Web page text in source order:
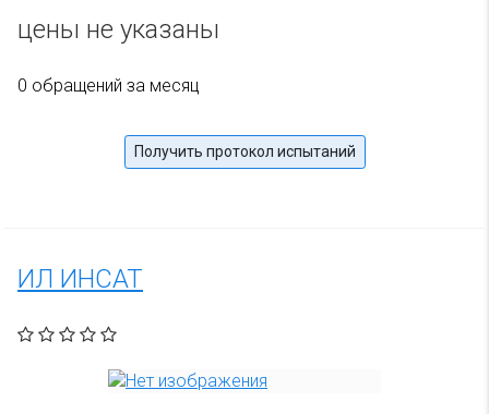
цены не указаны
0 обращений за месяц
Получить протокол испытаний
ИЛ ИНСАТ